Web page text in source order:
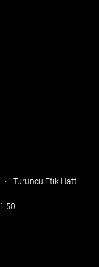
· Turuncu Etik Hattı
50